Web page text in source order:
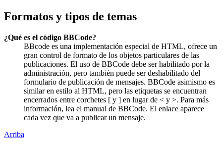
Formatos y tipos de temas
¿Qué es el código BBCode?
BBcode es una implementación especial de HTML, ofrece un
gran control de formato de los objetos particulares de las
publicaciones. El uso de BBCode debe ser habilitado por la
administración, pero también puede ser deshabilitado del
formulario de publicación de mensajes. BBCode asimismo es
similar en estilo al HTML, pero las etiquetas se encuentran
encerrados entre corchetes [ y ] en lugar de < y >. Para más
información, lea el manual de BBCode. El enlace aparece
cada vez que va a publicar un mensaje.
Arriba